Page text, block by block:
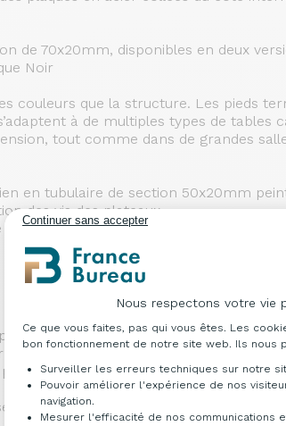
Continuer sans accepter
Nous respectons votre vie
Plateforme de Gestion du
Ce que vous faites, pas qui vous êtes. Les
bon fonctionnement de notre site web. Ils nous
Surveiller les erreurs techniques sur notre
Pouvoir améliorer l'expérience de nos
navigation.
Mesurer l'efficacité de nos communications
de 70x20mm, disponibles en deux
Noir
couleurs que la structure. Les pieds
à de multiples types de
tout comme dans de grandes
en tubulaire de section 50x20mm
des vis des plateaux.
par à l’aide de jointoyages
avec 3D-FOIL, avec bords
électriques.
ou Blanc.
accéder au compartiment passe-
à poussière noire.